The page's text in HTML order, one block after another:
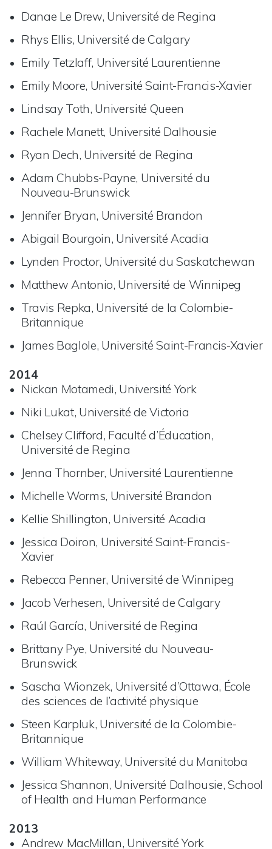
Danae Le Drew, Université de Regina
Rhys Ellis, Université de Calgary
Emily Tetzlaff, Université Laurentienne
Emily Moore, Université Saint-Francis-Xavier
Lindsay Toth, Université Queen
Rachele Manett, Université Dalhousie
Ryan Dech, Université de Regina
Adam Chubbs-Payne, Université du
Nouveau-Brunswick
Jennifer Bryan, Université Brandon
Abigail Bourgoin, Université Acadia
Lynden Proctor, Université du Saskatchewan
Matthew Antonio, Université de Winnipeg
Travis Repka, Université de la Colombie-
Britannique
James Baglole, Université Saint-Francis-Xavier
2014
Nickan Motamedi, Université York
Niki Lukat, Université de Victoria
Chelsey Clifford, Faculté d’Éducation,
Université de Regina
Jenna Thornber, Université Laurentienne
Michelle Worms, Université Brandon
Kellie Shillington, Université Acadia
Jessica Doiron, Université Saint-Francis-
Xavier
Rebecca Penner, Université de Winnipeg
Jacob Verhesen, Université de Calgary
Raúl García, Université de Regina
Brittany Pye, Université du Nouveau-
Brunswick
Sascha Wionzek, Université d’Ottawa, École
des sciences de l’activité physique
Steen Karpluk, Université de la Colombie-
Britannique
William Whiteway, Université du Manitoba
Jessica Shannon, Université Dalhousie, School
of Health and Human Performance
2013
Andrew MacMillan, Université York